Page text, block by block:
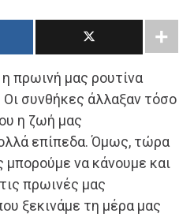
πρωινή μας ρουτίνα
συνθήκες άλλαξαν τόσο
η ζωή μας
επίπεδα. Όμως, τώρα
να κάνουμε και
πρωινές μας
ξεκινάμε τη μέρα μας